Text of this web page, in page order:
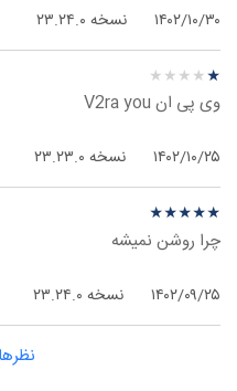
۱۴۰۲/۱۰/۳۰ نسخه ۲۳.۲۴.۰
نظر درباره ‫AVG Antivirus - اندروید★★★★★
★
★
★
★
★
وی پی ان V2ra you
۱۴۰۲/۱۰/۲۵ نسخه ۲۳.۲۳.۰
نظر درباره ‫AVG Antivirus - اندروید★★★★★
★
★
★
★
★
چرا روشن نمیشه
۱۴۰۲/۰۹/۲۵ نسخه ۲۳.۲۴.۰